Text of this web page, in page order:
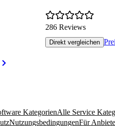
286 Reviews
Direkt vergleichen
KategorienAlle Service
NutzungsbedingungenFür